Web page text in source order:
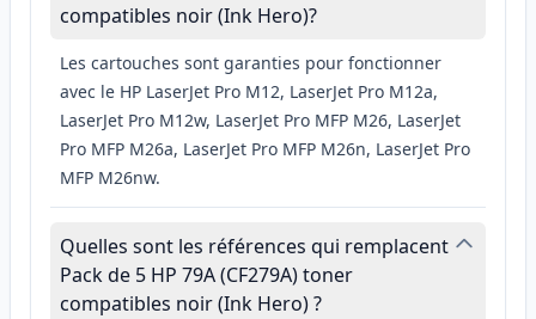
compatibles noir (Ink Hero)?
Les cartouches sont garanties pour fonctionner
avec le HP LaserJet Pro M12, LaserJet Pro M12a,
LaserJet Pro M12w, LaserJet Pro MFP M26, LaserJet
Pro MFP M26a, LaserJet Pro MFP M26n, LaserJet Pro
MFP M26nw.
Quelles sont les références qui remplacent
Pack de 5 HP 79A (CF279A) toner
compatibles noir (Ink Hero) ?